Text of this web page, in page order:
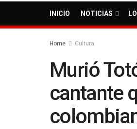
INICIO NOTICIAS
Home Cultura
Murió
cantante